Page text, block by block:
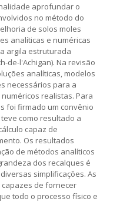
aprofundar o
no método do
de solos moles
analíticas e numéricas
argila estruturada
de-l'Achigan). Na revisão
analíticas, modelos
necessários para a
realistas. Para
foi firmado um convênio
como resultado a
capaz de
Os resultados
de métodos analíticos
dos recalques é
simplificações. As
de fornecer
todo o processo físico e